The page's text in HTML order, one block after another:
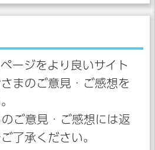
ージをより良いサイト
まのご意見・ご感想を
ご意見・ご感想には返
了承ください。